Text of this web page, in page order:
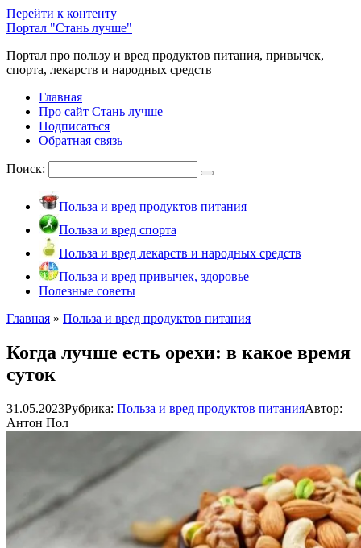
Перейти к контенту
Портал "Стань лучше"
Портал про пользу и вред продуктов питания, привычек,
спорта, лекарств и народных средств
Главная
Про сайт Стань лучше
Подписаться
Обратная связь
Поиск:
Польза и вред продуктов питания
Польза и вред спорта
Польза и вред лекарств и народных средств
Польза и вред привычек, здоровье
Полезные советы
Главная » Польза и вред продуктов питания
Когда лучше есть орехи: в какое время
суток
31.05.2023Рубрика: Польза и вред продуктов питанияАвтор:
Антон Пол